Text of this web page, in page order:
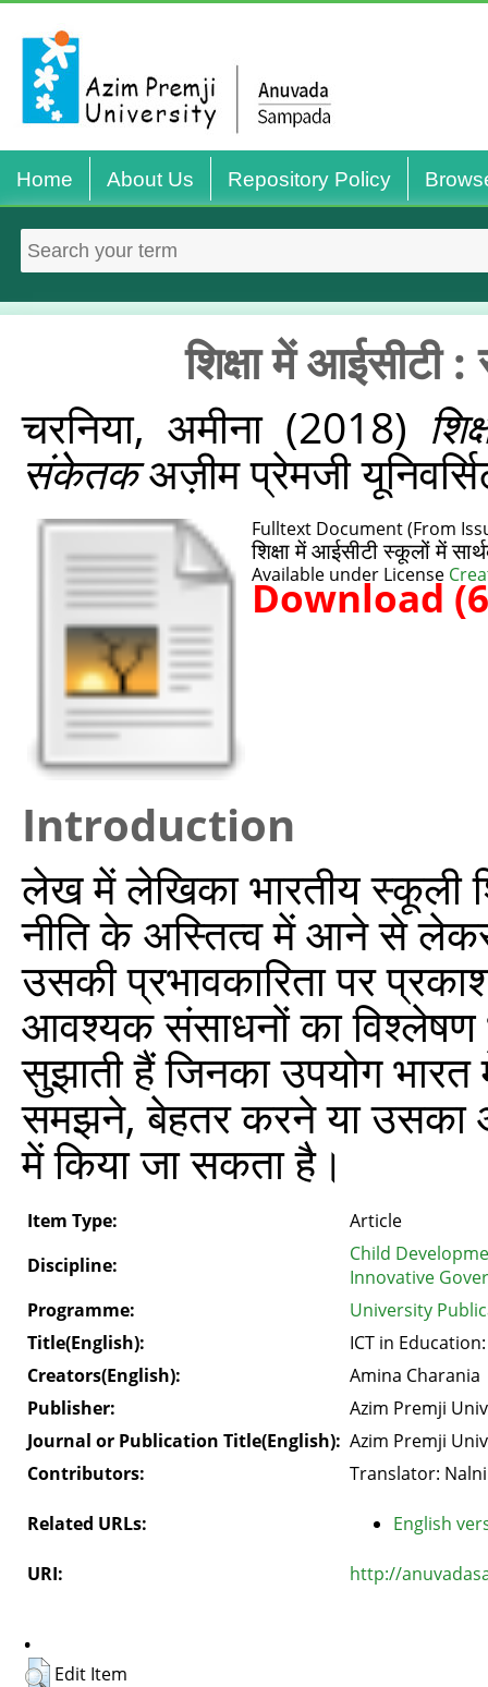
Home About Us Repository Policy
शिक्षा में
चरनिया, अमीना(2018)
संकेतकअज़ीम प्रेमजी
Fulltext Document (From
शिक्षा में आईसीटी स्कूलों में
Available under License
Download
Introduction
लेख में लेखिका भारतीय स्कूली
नीति के अस्तित्व में आने से
उसकी प्रभावकारिता पर
आवश्यक संसाधनों का
सुझाती हैं जिनका उपयोग
समझने, बेहतर करने या
में किया जा सकता है।
Item Type:
Article
Discipline:
Child
Innovative
Programme:
University
Title(English):
ICT in
Creators(English):
Amina Charania
Publisher:
Azim Premji
Journal or Publication Title(English): Azim Premji
Contributors:
Translator: Nalni
Related URLs: English
URI: http://
.
Edit Item